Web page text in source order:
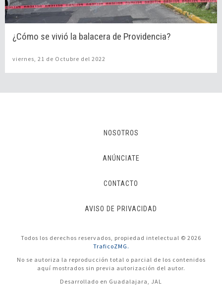
¿Cómo se vivió la balacera de Providencia?
viernes, 21 de Octubre del 2022
NOSOTROS
ANÚNCIATE
CONTACTO
AVISO DE PRIVACIDAD
Todos los derechos reservados, propiedad intelectual © 2026
TraficoZMG.
No se autoriza la reproducción total o parcial de los contenidos
aquí mostrados sin previa autorización del autor.
Desarrollado en Guadalajara, JAL